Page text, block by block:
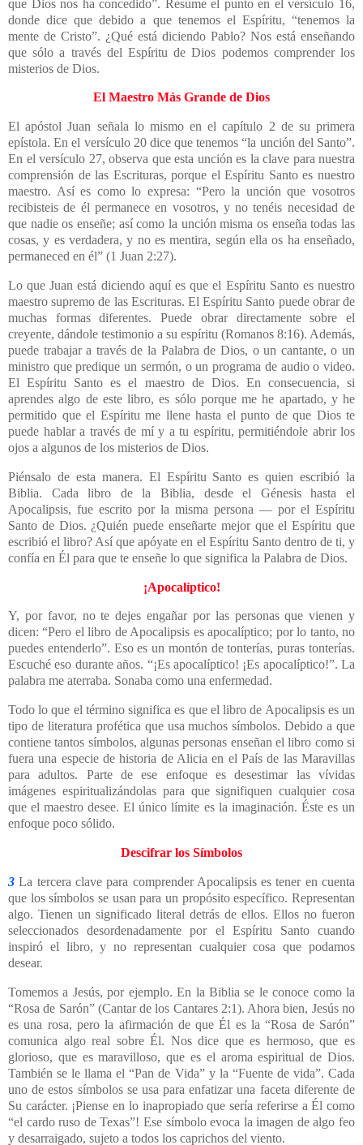
que Dios nos ha concedido”. Resume el punto en el versículo 16,
donde dice que debido a que tenemos el Espíritu, “tenemos la
mente de Cristo”. ¿Qué está diciendo Pablo? Nos está enseñando
que sólo a través del Espíritu de Dios podemos comprender los
misterios de Dios.
El Maestro Más Grande de Dios
El apóstol Juan señala lo mismo en el capítulo 2 de su primera
epístola. En el versículo 20 dice que tenemos “la unción del Santo”.
En el versículo 27, observa que esta unción es la clave para nuestra
comprensión de las Escrituras, porque el Espíritu Santo es nuestro
maestro. Así es como lo expresa: “Pero la unción que vosotros
recibisteis de él permanece en vosotros, y no tenéis necesidad de
que nadie os enseñe; así como la unción misma os enseña todas las
cosas, y es verdadera, y no es mentira, según ella os ha enseñado,
permaneced en él” (1 Juan 2:27).
Lo que Juan está diciendo aquí es que el Espíritu Santo es nuestro
maestro supremo de las Escrituras. El Espíritu Santo puede obrar de
muchas formas diferentes. Puede obrar directamente sobre el
creyente, dándole testimonio a su espíritu (Romanos 8:16). Además,
puede trabajar a través de la Palabra de Dios, o un cantante, o un
ministro que predique un sermón, o un programa de audio o video.
El Espíritu Santo es el maestro de Dios. En consecuencia, si
aprendes algo de este libro, es sólo porque me he apartado, y he
permitido que el Espíritu me llene hasta el punto de que Dios te
puede hablar a través de mí y a tu espíritu, permitiéndole abrir los
ojos a algunos de los misterios de Dios.
Piénsalo de esta manera. El Espíritu Santo es quien escribió la
Biblia. Cada libro de la Biblia, desde el Génesis hasta el
Apocalipsis, fue escrito por la misma persona — por el Espíritu
Santo de Dios. ¿Quién puede enseñarte mejor que el Espíritu que
escribió el libro? Así que apóyate en el Espíritu Santo dentro de ti, y
confía en Él para que te enseñe lo que significa la Palabra de Dios.
¡Apocalíptico!
Y, por favor, no te dejes engañar por las personas que vienen y
dicen: “Pero el libro de Apocalipsis es apocalíptico; por lo tanto, no
puedes entenderlo”. Eso es un montón de tonterías, puras tonterías.
Escuché eso durante años. “¡Es apocalíptico! ¡Es apocalíptico!”. La
palabra me aterraba. Sonaba como una enfermedad.
Todo lo que el término significa es que el libro de Apocalipsis es un
tipo de literatura profética que usa muchos símbolos. Debido a que
contiene tantos símbolos, algunas personas enseñan el libro como si
fuera una especie de historia de Alicia en el País de las Maravillas
para adultos. Parte de ese enfoque es desestimar las vívidas
imágenes espiritualizándolas para que signifiquen cualquier cosa
que el maestro desee. El único límite es la imaginación. Éste es un
enfoque poco sólido.
Descifrar los Símbolos
3La tercera clave para comprender Apocalipsis es tener en cuenta
que los símbolos se usan para un propósito específico. Representan
algo. Tienen un significado literal detrás de ellos. Ellos no fueron
seleccionados desordenadamente por el Espíritu Santo cuando
inspiró el libro, y no representan cualquier cosa que podamos
desear.
Tomemos a Jesús, por ejemplo. En la Biblia se le conoce como la
“Rosa de Sarón” (Cantar de los Cantares 2:1). Ahora bien, Jesús no
es una rosa, pero la afirmación de que Él es la “Rosa de Sarón”
comunica algo real sobre Él. Nos dice que es hermoso, que es
glorioso, que es maravilloso, que es el aroma espiritual de Dios.
También se le llama el “Pan de Vida” y la “Fuente de vida”. Cada
uno de estos símbolos se usa para enfatizar una faceta diferente de
Su carácter. ¡Piense en lo inapropiado que sería referirse a Él como
“el cardo ruso de Texas”! Ese símbolo evoca la imagen de algo feo
y desarraigado, sujeto a todos los caprichos del viento.